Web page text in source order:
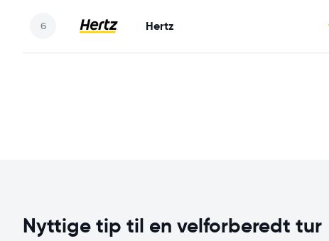
Hertz
Nyttige tip til en velforberedt tur